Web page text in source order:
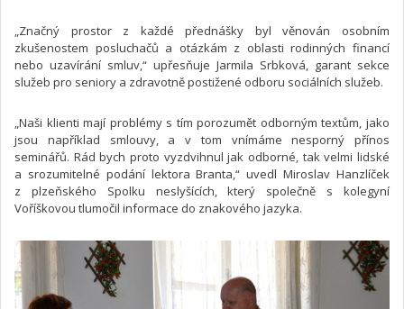
„Značný prostor z každé přednášky byl věnován osobním
zkušenostem posluchačů a otázkám z oblasti rodinných financí
nebo uzavírání smluv,“ upřesňuje Jarmila Srbková, garant sekce
služeb pro seniory a zdravotně postižené odboru sociálních služeb.
„Naši klienti mají problémy s tím porozumět odborným textům, jako
jsou například smlouvy, a v tom vnímáme nesporný přínos
seminářů. Rád bych proto vyzdvihnul jak odborné, tak velmi lidské
a srozumitelné podání lektora Branta,“ uvedl Miroslav Hanzlíček
z plzeňského Spolku neslyšících, který společně s kolegyní
Voříškovou tlumočil informace do znakového jazyka.